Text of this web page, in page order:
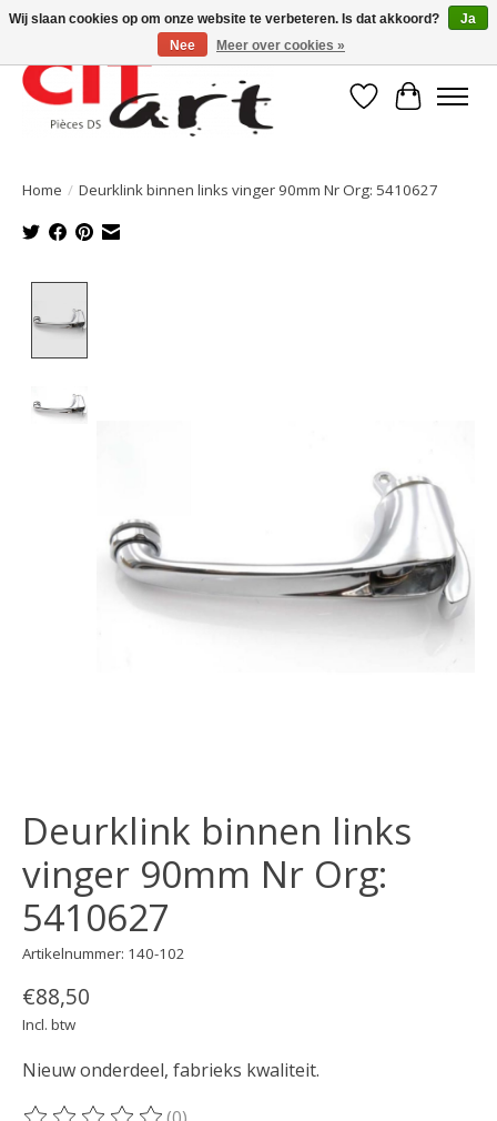
Verlanglijst
Home / Deurklink binnen links vinger 90mm Nr Org: 5410627
Deurklink binnen links
vinger 90mm Nr Org:
5410627
Artikelnummer: 140-102
€88,50
Incl. btw
Nieuw onderdeel, fabrieks kwaliteit.
Wij slaan cookies op om onze website te verbeteren. Is dat akkoord?
Ja
Nee
Meer over cookies »